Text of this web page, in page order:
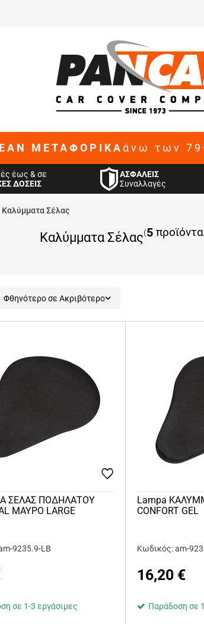
ΜΕΤΑΦΟΡΙΚΑ άνω των
έως & σε
ΔΟΣΕΙΣ
ΑΣΦΑΛΕΙΣ
Συναλλαγές
Καλύμματα Σέλας
Καλύμματα Σέλας(5 προϊόντα
Φθηνότερο σε Ακριβότερο
ΣΕΛΑΣ ΠΟΔΗΛΑΤΟΥ
ΜΑΥΡΟ LARGE
9235.9-LB
σε 1-3 εργάσιμες
Lampa
CONFORT GEL
Κωδικός: am-
16,20 €
Παράδοση σε